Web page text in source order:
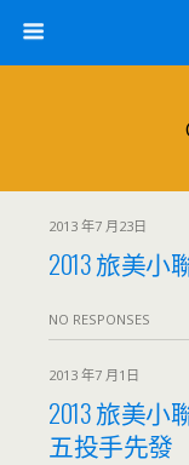
2013 年7 月23日
2013 旅美小
NO RESPONSES
2013 年7 月1日
2013 旅美小
五投手先發